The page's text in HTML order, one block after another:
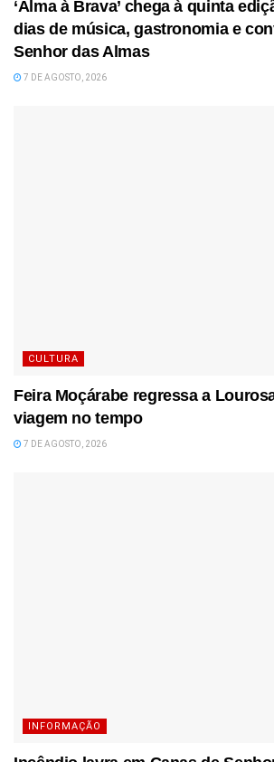
‘Alma à Brava’ chega à quinta
dias de música, gastronomia e
Senhor das Almas
7 DE AGOSTO, 2026
CULTURA
Feira Moçárabe regressa a
viagem no tempo
7 DE AGOSTO, 2026
INFORMAÇÃO